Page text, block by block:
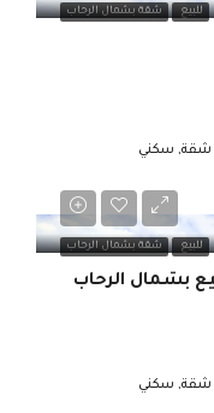
للبيع شقة بشمال الرحاب
للبيع شقة بشمال الرحاب